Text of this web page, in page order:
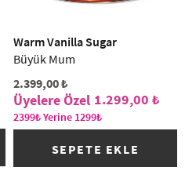
Warm Vanilla Sugar
Büyük Mum
2.399,00 ₺
1.299,00 ₺
2399₺ Yerine 1299₺
SEPETE EKLE